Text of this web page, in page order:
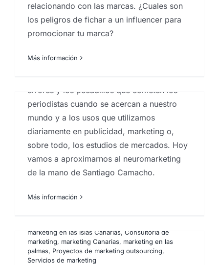
relacionando con las marcas. ¿Cuales son
los peligros de fichar a un influencer para
promocionar tu marca?
Más información
marketing en las palmas, Proyectos de marketing
Hablamos del neuromarketing, uno de los
más la atención. Me hace mucha gracia ver
errores y los pecadillos que cometen los
periodistas cuando se acercan a nuestro
mundo y a los usos que utilizamos
diariamente en publicidad, marketing o,
sobre todo, los estudios de mercados. Hoy
vamos a aproximarnos al neuromarketing
de la mano de Santiago Camacho.
Más información
¿Cómo hacen los
establecimientos para
marketing en las Islas Canarias, Consultoría de
marketing, marketing Canarias, marketing en las
palmas, Proyectos de marketing outsourcing,
Servicios de marketing